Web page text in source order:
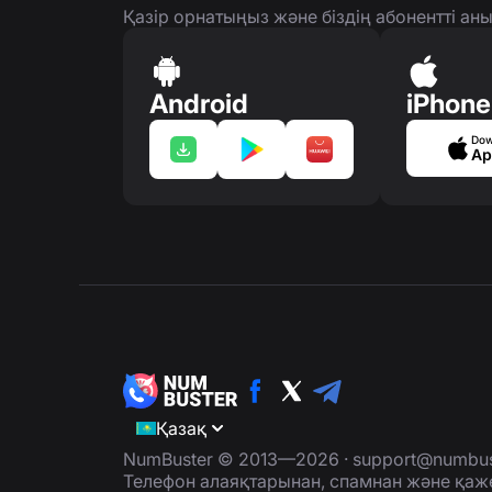
Қазір орнатыңыз және біздің абонентті
Android iPhone
Қазақ
NumBuster © 2013—2026 ·
Телефон алаяқтарынан, спамнан және